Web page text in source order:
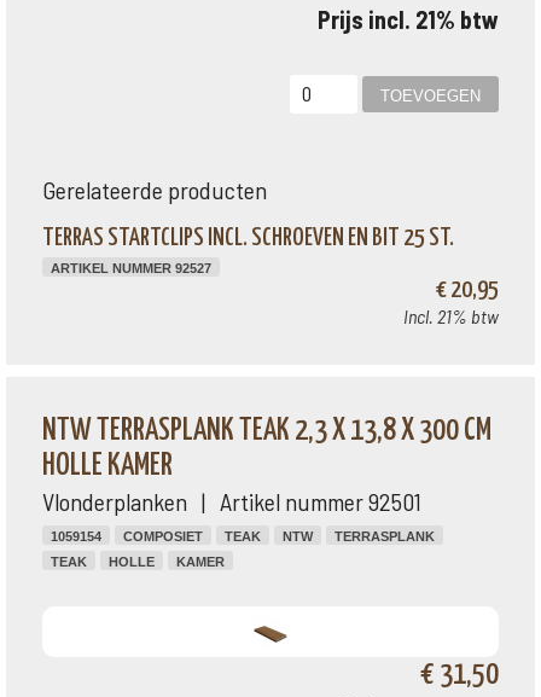
Prijs incl. 21% btw
Gerelateerde producten
TERRAS STARTCLIPS INCL. SCHROEVEN EN BIT 25 ST.
ARTIKEL NUMMER 92527
€ 20,95
Incl. 21% btw
NTW TERRASPLANK TEAK 2,3 X 13,8 X 300 CM
HOLLE KAMER
Vlonderplanken | Artikel nummer 92501
1059154 COMPOSIET TEAK NTW
TERRASPLANK
TEAK
HOLLE KAMER
€ 31,50